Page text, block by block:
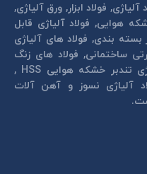
فولاد ابزار, ورق آلیاژی,
هوايی, فولاد آلیاژی قابل
بندی, فولاد های آلیاژی
ساختمانی, فولاد های زنگ
نزن, فولاد ابزاری سردكار, فولاد آلیاژی تندبر خشكه هوايی HSS ,
آلیاژی نسوز و آهن آلات